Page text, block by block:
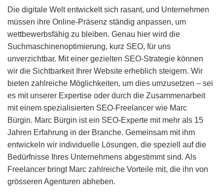
Die digitale Welt entwickelt sich rasant, und Unternehmen
müssen ihre Online-Präsenz ständig anpassen, um
wettbewerbsfähig zu bleiben. Genau hier wird die
Suchmaschinenoptimierung, kurz SEO, für uns
unverzichtbar. Mit einer gezielten SEO-Strategie können
wir die Sichtbarkeit Ihrer Website erheblich steigern. Wir
bieten zahlreiche Möglichkeiten, um dies umzusetzen – sei
es mit unserer Expertise oder durch die Zusammenarbeit
mit einem spezialisierten SEO-Freelancer wie Marc
Bürgin. Marc Bürgin ist ein SEO-Experte mit mehr als 15
Jahren Erfahrung in der Branche. Gemeinsam mit ihm
entwickeln wir individuelle Lösungen, die speziell auf die
Bedürfnisse Ihres Unternehmens abgestimmt sind. Als
Freelancer bringt Marc zahlreiche Vorteile mit, die ihn von
grösseren Agenturen abheben.